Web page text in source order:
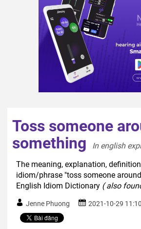
Toss someone
something
In english
The meaning, explanation,
idiom/phrase "toss someone
English Idiom Dictionary ( also
Jenne Phuong 2021-10-29 11:10